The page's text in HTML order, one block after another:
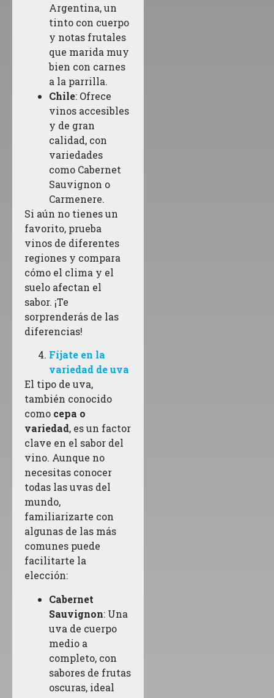
Argentina, un
tinto con cuerpo
y notas frutales
que marida muy
bien con carnes
a la parrilla.
Chile: Ofrece
vinos accesibles
y de gran
calidad, con
variedades
como Cabernet
Sauvignon o
Carmenere.
Si aún no tienes un
favorito, prueba
vinos de diferentes
regiones y compara
cómo el clima y el
suelo afectan el
sabor. ¡Te
sorprenderás de las
diferencias!
Fíjate en la
variedad de uva
El tipo de uva,
también conocido
como cepa o
variedad, es un factor
clave en el sabor del
vino. Aunque no
necesitas conocer
todas las uvas del
mundo,
familiarizarte con
algunas de las más
comunes puede
facilitarte la
elección:
Cabernet
Sauvignon: Una
uva de cuerpo
medio a
completo, con
sabores de frutas
oscuras, ideal